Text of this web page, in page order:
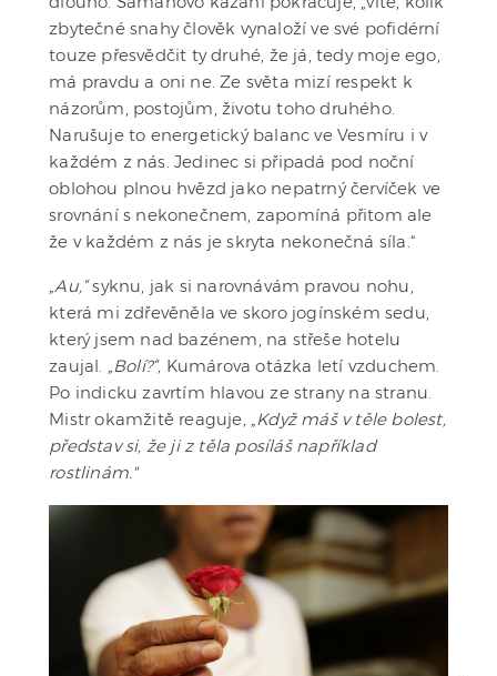
zbytečné snahy člověk vynaloží ve své pofidérní
touze přesvědčit ty druhé, že já, tedy moje ego,
má pravdu a oni ne. Ze světa mizí respekt k
názorům, postojům, životu toho druhého.
Narušuje to energetický balanc ve Vesmíru i v
každém z nás. Jedinec si připadá pod noční
oblohou plnou hvězd jako nepatrný červíček ve
srovnání s nekonečnem, zapomíná přitom ale
že v každém z nás je skryta nekonečná síla.“
„Au,“syknu, jak si narovnávám pravou nohu,
která mi zdřevěněla ve skoro jogínském sedu,
který jsem nad bazénem, na střeše hotelu
zaujal. „Bolí?“, Kumárova otázka letí vzduchem.
Po indicku zavrtím hlavou ze strany na stranu.
Mistr okamžitě reaguje, „Když máš v těle bolest,
představ si, že ji z těla posíláš například
rostlinám."